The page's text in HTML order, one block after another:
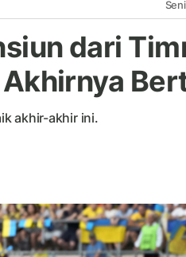
dari
akhir-akhir ini.